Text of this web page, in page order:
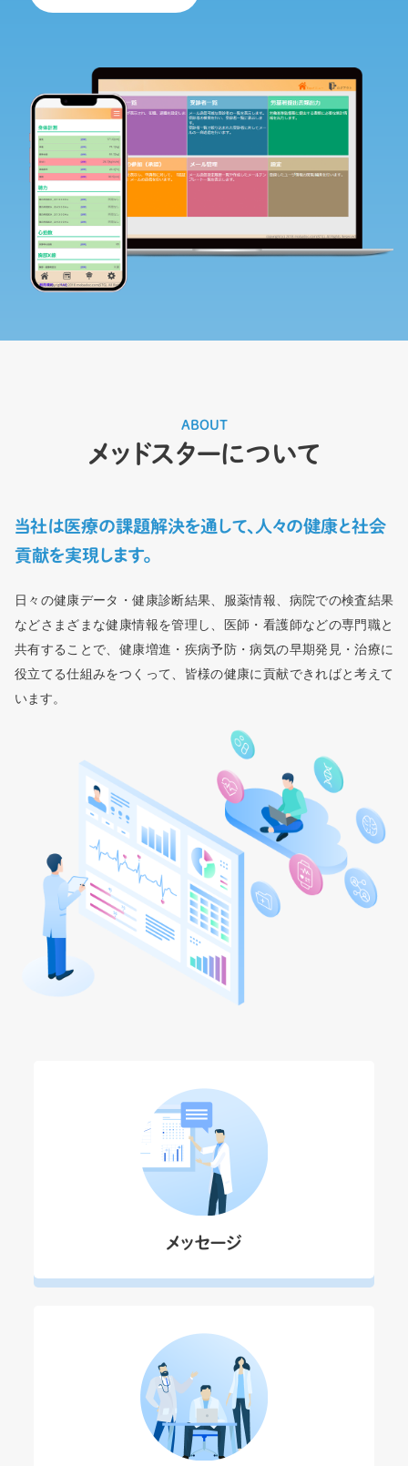
ABOUT
メッドスターについて
当社は医療の課題解決を通して、 人々の健康と社会
貢献を実現します。
日々の健康データ・健康診断結果、服薬情報、病院での検査結果
などさまざまな健康情報を管理し、医師・看護師などの専門職と
共有することで、健康増進・疾病予防・病気の早期発見・治療に
役立てる仕組みをつくって、皆様の健康に貢献できればと考えて
います。
メッセージ